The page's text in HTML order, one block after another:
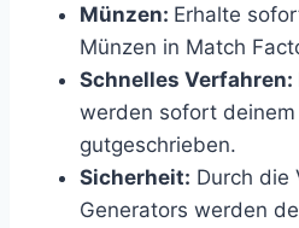
Münzen: Erhalte
Münzen in Match
Schnelles Verfahren:
werden sofort
gutgeschrieben.
Sicherheit: Durch die
Generators werden